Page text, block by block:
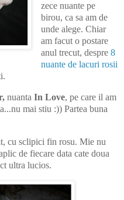
zece nuante pe
birou, ca sa am de
unde alege. Chiar
am facut o postare
anul trecut, despre 8
nuante de lacuri rosii
nuanta In Love, pe care il am
mai stiu :)) Partea buna
cu sclipici fin rosu. Mie nu
de fiecare data cate doua
ultra lucios.